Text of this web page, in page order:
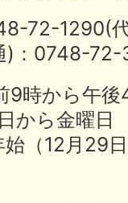
72-
)：0748-
9時から午
から金曜日
（12月29